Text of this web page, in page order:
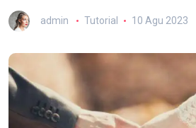
admin Tutorial 10 Agu 2023